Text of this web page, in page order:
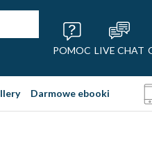
POMOC LIVE CHAT
Darmowe ebooki